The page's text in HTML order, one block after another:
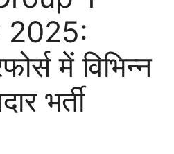
2025:
में विभिन्न
भर्ती